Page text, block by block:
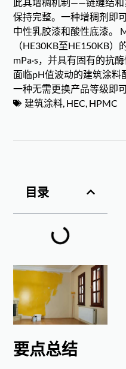
保持完整。一种增稠剂即
中性乳胶漆和酸性底漆。
（HE30KB至HE150KB
mPa·s，并具有固有的抗
面临pH值波动的建筑涂料
一种无需更换产品等级即
建筑涂料, HEC, HPMC
目录
要点总结